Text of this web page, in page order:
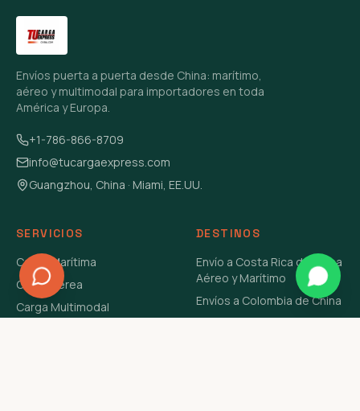
Envíos puerta a puerta desde China: marítimo,
aéreo y multimodal para importadores en toda
América y Europa.
+1-786-866-8709
info@tucargaexpress.com
Guangzhou, China · Miami, EE.UU.
SERVICIOS
Carga Marítima
Carga Aérea
Carga Multimodal
DESTINOS
Envío a Costa Rica de China
Aéreo y Marítimo
Envíos a Colombia de China